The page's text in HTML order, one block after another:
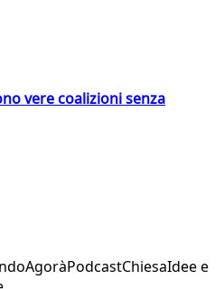
vere coalizioni senza
AgoràPodcastChiesaIdee e